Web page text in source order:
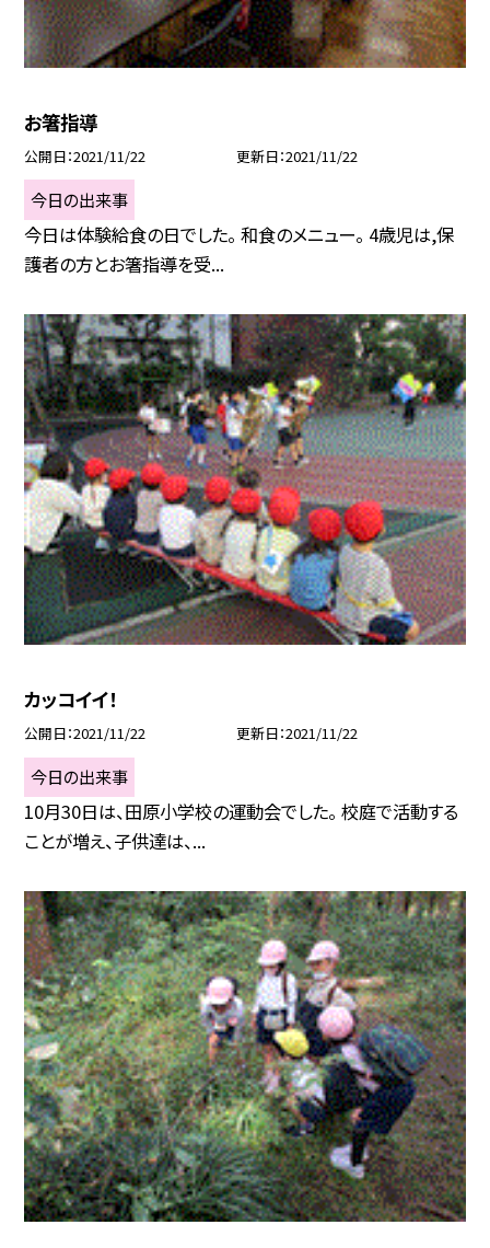
お箸指導
公開日 2021/11/22 更新日 2021/11/22
今日の出来事
今日は体験給食の日でした。 和食のメニュー。 4歳児は,保
護者の方とお箸指導を受...
カッコイイ！
公開日 2021/11/22 更新日 2021/11/22
今日の出来事
10月30日は、田原小学校の運動会でした。 校庭で活動する
ことが増え、子供達は、...